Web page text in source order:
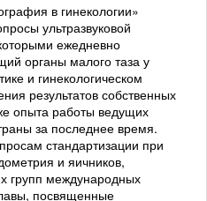
в гинекологии»
ультразвуковой
ежедневно
органы малого таза у
и гинекологическом
результатов собственных
опыта работы ведущих
за последнее время.
стандартизации при
и яичников,
групп международных
посвященные